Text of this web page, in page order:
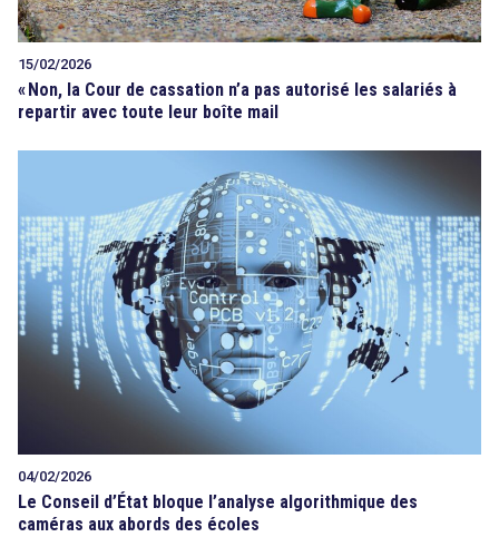
15/02/2026
« Non, la Cour de cassation n’a pas autorisé les salariés à
repartir avec toute leur boîte mail
04/02/2026
Le Conseil d’État bloque l’analyse algorithmique des
caméras aux abords des écoles